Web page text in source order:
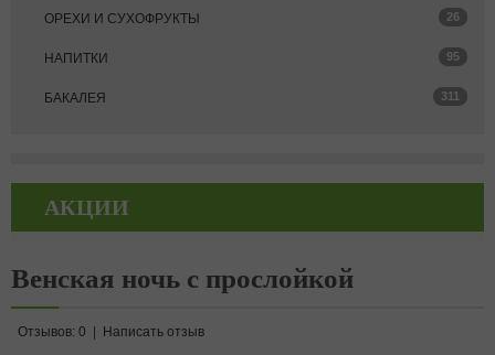
ОРЕХИ И СУХОФРУКТЫ 26
НАПИТКИ 95
БАКАЛЕЯ 311
АКЦИИ
Венская ночь с прослойкой
Отзывов: 0 Написать отзыв